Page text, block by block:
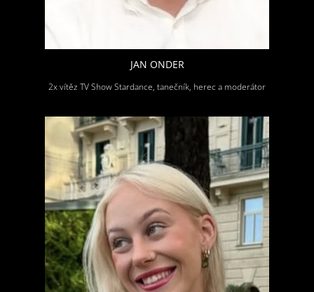
JAN ONDER
2x vítěz TV Show Stardance, tanečník, herec a moderátor